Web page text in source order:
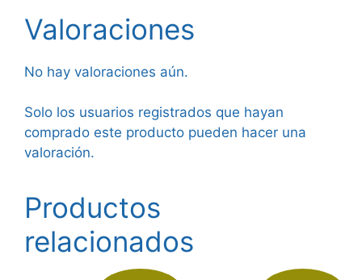
Valoraciones
No hay valoraciones aún.
Solo los usuarios registrados que hayan
comprado este producto pueden hacer una
valoración.
Productos
relacionados